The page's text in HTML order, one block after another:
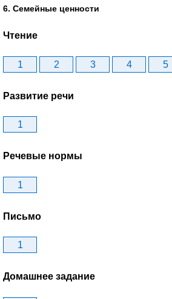
6. Семейные ценности
Чтение
1 2 3 4 5
Развитие речи
1
Речевые нормы
1
Письмо
1
Домашнее задание